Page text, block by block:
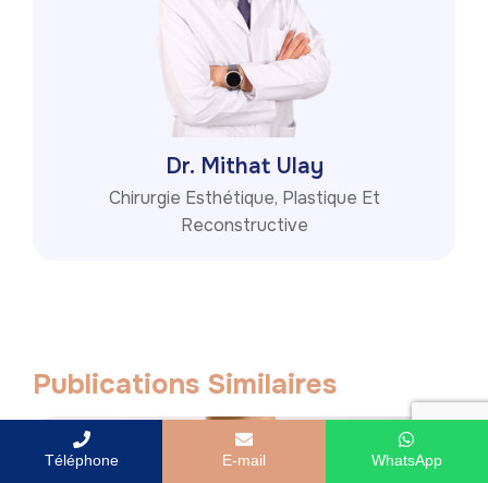
Dr. Mithat Ulay
Chirurgie Esthétique, Plastique Et
Reconstructive
Publications Similaires
Téléphone E-mail WhatsApp